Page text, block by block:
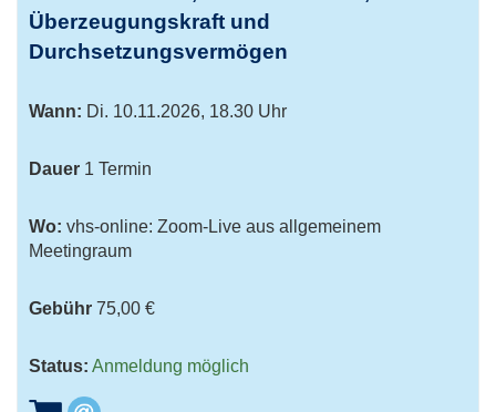
Überzeugungskraft und
Durchsetzungsvermögen
Wann: Di. 10.11.2026, 18.30 Uhr
Dauer 1 Termin
Wo: vhs-online: Zoom-Live aus allgemeinem
Meetingraum
Gebühr 75,00 €
Status: Anmeldung möglich